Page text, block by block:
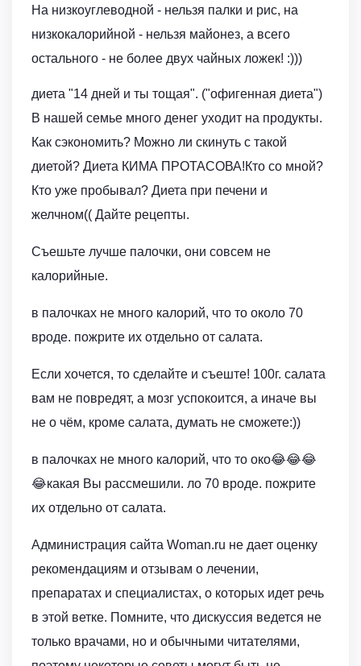
На низкоуглеводной - нельзя палки и рис, на
низкокалорийной - нельзя майонез, а всего
остального - не более двух чайных ложек! :)))
диета "14 дней и ты тощая". ("офигенная диета")
В нашей семье много денег уходит на продукты.
Как сэкономить? Можно ли скинуть с такой
диетой? Диета КИМА ПРОТАСОВА!Кто со мной?
Кто уже пробывал? Диета при печени и
желчном(( Дайте рецепты.
Съешьте лучше палочки, они совсем не
калорийные.
в палочках не много калорий, что то около 70
вроде. пожрите их отдельно от салата.
Если хочется, то сделайте и съеште! 100г. салата
вам не повредят, а мозг успокоится, а иначе вы
не о чём, кроме салата, думать не сможете:))
в палочках не много калорий, что то око😂😂😂
😂какая Вы рассмешили. ло 70 вроде. пожрите
их отдельно от салата.
Администрация сайта Woman.ru не дает оценку
рекомендациям и отзывам о лечении,
препаратах и специалистах, о которых идет речь
в этой ветке. Помните, что дискуссия ведется не
только врачами, но и обычными читателями,